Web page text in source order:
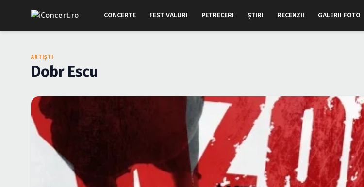
CONCERTE FESTIVALURI PETRECERI ŞTIRI RECENZII GALERII FOTO
ARTIȘTI
Dobr Escu